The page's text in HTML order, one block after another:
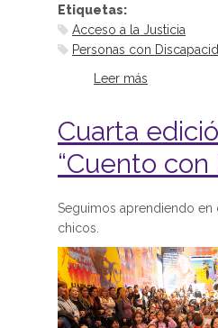
Etiquetas:
Acceso a la Justicia
Personas con
Leer más
a la justicia
Cuarta
“Cuento con
Seguimos aprendiendo
chicos.